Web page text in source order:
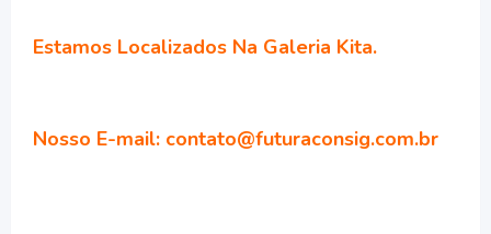
Estamos Localizados Na Galeria Kita.
Nosso E-mail: contato@futuraconsig.com.br